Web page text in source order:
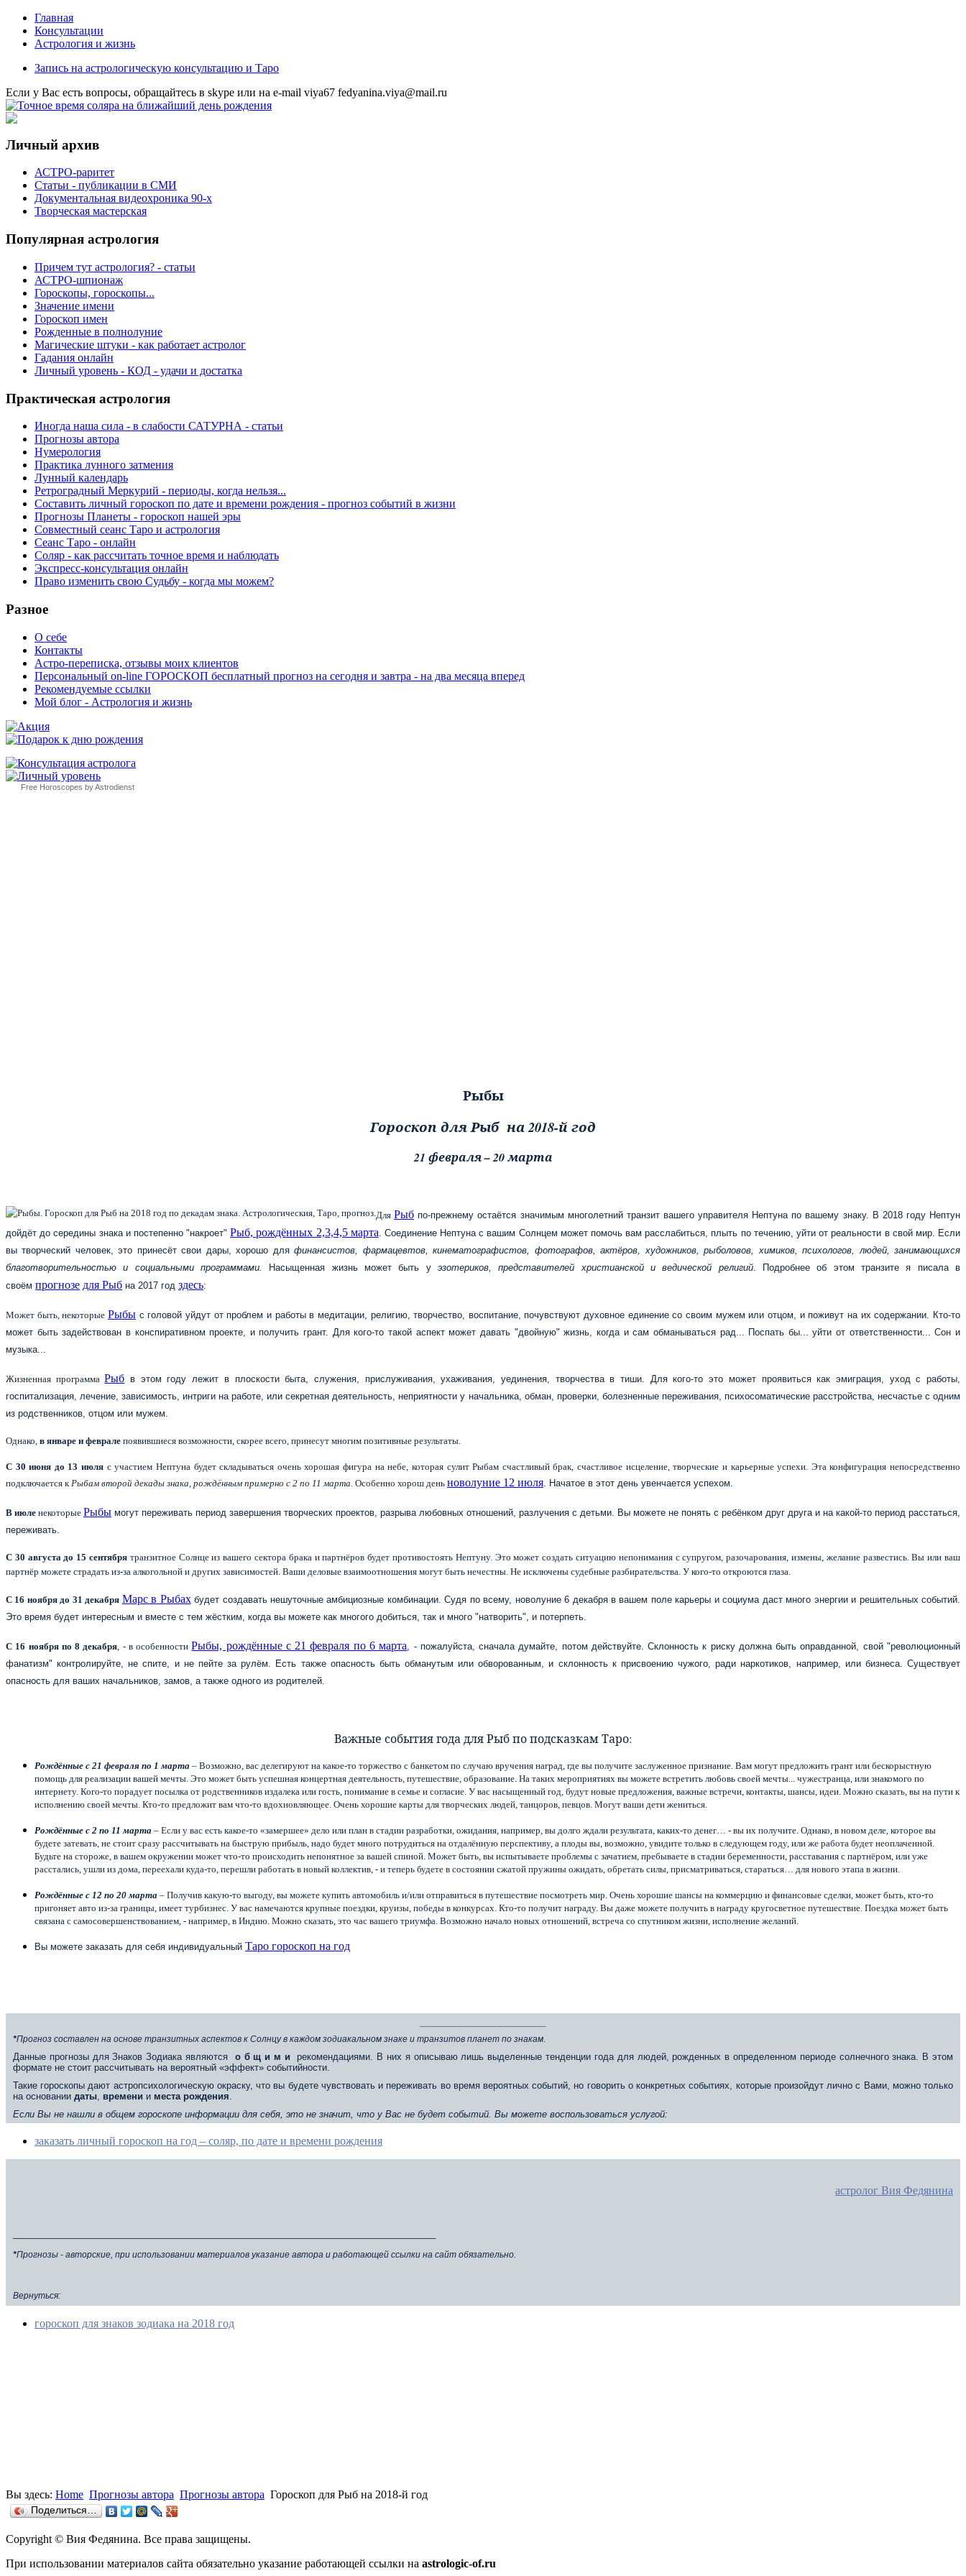
Главная
Консультации
Астрология и жизнь
Запись на астрологическую консультацию и Таро
Eсли у Вас есть вопросы, обращайтесь в skype или на e-mail viya67 fedyanina.viya@mail.ru
Личный архив
АСТРО-раритет
Cтатьи - публикации в СМИ
Документальная видеохроника 90-х
Творческая мастерская
Популярная астрология
Причем тут астрология? - статьи
АСТРО-шпионаж
Гороскопы, гороскопы...
Значение имени
Гороскоп имен
Рожденные в полнолуние
Магические штуки - как работает астролог
Гадания онлайн
Личный уровень - КОД - удачи и достатка
Практическая астрология
Иногда наша сила - в слабости САТУРНА - статьи
Прогнозы автора
Нумерология
Практика лунного затмения
Лунный календарь
Ретроградный Меркурий - периоды, когда нельзя...
Составить личный гороскоп по дате и времени рождения - прогноз событий в жизни
Прогнозы Планеты - гороскоп нашей эры
Совместный сеанс Таро и астрология
Сеанс Таро - онлайн
Соляр - как рассчитать точное время и наблюдать
Экспресс-консультация онлайн
Право изменить свою Судьбу - когда мы можем?
Разное
О себе
Контакты
Астро-переписка, отзывы моих клиентов
Персональный on-line ГОРОСКОП бесплатный прогноз на сегодня и завтра - на два месяца вперед
Рекомендуемые ссылки
Мой блог - Астрология и жизнь
Free Horoscopes by Astrodienst
Рыбы
Гороскоп для Рыб на 2018-й год
21 февраля – 20 марта
Для Рыб по-прежнему остаётся значимым многолетний транзит вашего управителя Нептуна по вашему знаку. В 2018 году Нептун
дойдёт до середины знака и постепенно "накроет" Рыб, рождённых 2,3,4,5 марта . Соединение Нептуна с вашим Солнцем может помочь вам расслабиться, плыть по течению, уйти от реальности в свой мир. Если
вы творческий человек, это принесёт свои дары, хорошо дляфинансистов, фармацевтов, кинематографистов, фотографов, актёров, художников, рыболовов, химиков, психологов, людей, занимающихся
благотворительностью и социальными программами.
Насыщенная жизнь может быть у эзотериков, представителей христианской и ведической религий. Подробнее об этом транзите я писала в
своём прогнозе для Рыб на 2017 год здесь:
Может быть, некоторые Рыбыс головой уйдут от проблем и работы в медитации, религию, творчество, воспитание, почувствуют духовное единение со своим мужем или отцом, и поживут на их содержании. Кто-то
может быть задействован в конспиративном проекте, и получить грант. Для кого-то такой аспект может давать "двойную" жизнь, когда и сам обманываться рад... Поспать бы... уйти от ответственности... Сон и
музыка...
Жизненная программа Рыб в этом году лежит в плоскости быта, служения, прислуживания, ухаживания, уединения, творчества в тиши. Для кого-то это может проявиться как эмиграция, уход с работы,
госпитализация, лечение, зависимость, интриги на работе, или секретная деятельность, неприятности у начальника, обман, проверки, болезненные переживания, психосоматические расстройства, несчастье с одним
из родственников, отцом или мужем.
Однако, в январе и феврале появившиеся возможности, скорее всего, принесут многим позитивные результаты.
С 30 июня до 13 июля с участием Нептуна будет складываться очень хорошая фигура на небе, которая сулит Рыбам счастливый брак, счастливое исцеление, творческие и карьерные успехи. Эта конфигурация непосредственно
подключается к Рыбам второй декады знака, рождённым примерно с 2 по 11 марта. Особенно хорош день новолуние 12 июля . Начатое в этот день увенчается успехом.
В июле некоторые Рыбы могут переживать период завершения творческих проектов, разрыва любовных отношений, разлучения с детьми. Вы можете не понять с ребёнком друг друга и на какой-то период расстаться,
переживать.
С 30 августа до 15 сентября транзитное Солнце из вашего сектора брака и партнёров будет противостоять Нептуну. Это может создать ситуацию непонимания с супругом, разочарования, измены, желание развестись. Вы или ваш
партнёр можете страдать из-за алкогольной и других зависимостей. Ваши деловые взаимоотношения могут быть нечестны. Не исключены судебные разбирательства. У кого-то откроются глаза.
С 16 ноября до 31 декабря Марс в Рыбахбудет создавать нешуточные амбициозные комбинации. Судя по всему, новолуние 6 декабря в вашем поле карьеры и социума даст много энергии и решительных событий.
Это время будет интересным и вместе с тем жёстким, когда вы можете как многого добиться, так и много "натворить", и потерпеть.
С 16 ноября по 8 декабря , - в особенности Рыбы, рождённые с 21 февраля по 6 марта , - пожалуйста, сначала думайте, потом действуйте. Склонность к риску должна быть оправданной, свой "революционный
фанатизм" контролируйте, не спите, и не пейте за рулём. Есть также опасность быть обманутым или обворованным, и склонность к присвоению чужого, ради наркотиков, например, или бизнеса. Существует
опасность для ваших начальников, замов, а также одного из родителей.
Важные события года для Рыб по подсказкам Таро:
Рождённые с 21 февраля по 1 марта – Возможно, вас делегируют на какое-то торжество с банкетом по случаю вручения наград, где вы получите заслуженное признание. Вам могут предложить грант или бескорыстную
помощь для реализации вашей мечты. Это может быть успешная концертная деятельность, путешествие, образование. На таких мероприятиях вы можете встретить любовь своей мечты... чужестранца, или знакомого по
интернету. Кого-то порадует посылка от родственников издалека или гость, понимание в семье и согласие. У вас насыщенный год, будут новые предложения, важные встречи, контакты, шансы, идеи. Можно сказать, вы на пути к
исполнению своей мечты. Кто-то предложит вам что-то вдохновляющее. Очень хорошие карты для творческих людей, танцоров, певцов. Могут ваши дети жениться.
Рождённые с 2 по 11 марта – Если у вас есть какое-то «замершее» дело или план в стадии разработки, ожидания, например, вы долго ждали результата, каких-то денег… - вы их получите. Однако, в новом деле, которое вы
будете затевать, не стоит сразу рассчитывать на быструю прибыль, надо будет много потрудиться на отдалённую перспективу, а плоды вы, возможно, увидите только в следующем году, или же работа будет неоплаченной.
Будьте на стороже, в вашем окружении может что-то происходить непонятное за вашей спиной. Может быть, вы испытываете проблемы с зачатием, пребываете в стадии беременности, расставания с партнёром, или уже
расстались, ушли из дома, переехали куда-то, перешли работать в новый коллектив, - и теперь будете в состоянии сжатой пружины ожидать, обретать силы, присматриваться, стараться… для нового этапа в жизни.
Рождённые с 12 по 20 марта – Получив какую-то выгоду, вы можете купить автомобиль и/или отправиться в путешествие посмотреть мир. Очень хорошие шансы на коммерцию и финансовые сделки, может быть, кто-то
пригоняет авто из-за границы, имеет турбизнес. У вас намечаются крупные поездки, круизы, победы в конкурсах. Кто-то получит награду. Вы даже можете получить в награду кругосветное путешествие. Поездка может быть
связана с самосовершенствованием, - например, в Индию. Можно сказать, это час вашего триумфа. Возможно начало новых отношений, встреча со спутником жизни, исполнение желаний.
Вы можете заказать для себя индивидуальный Таро гороскоп на год
*Прогноз составлен на основе транзитных аспектов к Солнцу в каждом зодиакальном знаке и транзитов планет по знакам.
Данные прогнозы для Знаков Зодиака являются о б щ и м ирекомендациями. В них я описываю лишь выделенные тенденции года для людей, рожденных в определенном периоде солнечного знака. В этом
формате не стоит рассчитывать на вероятный «эффект» событийности.
Такие гороскопы дают астропсихологическую окраску, что вы будете чувствовать и переживать во время вероятных событий, но говорить о конкретных событиях, которые произойдут лично с Вами, можно только
на основании даты времени и места рождения
Если Вы не нашли в общем гороскопе информации для себя, это не значит, что у Вас не будет событий. Вы можете воспользоваться услугой:
заказать личный гороскоп на год – соляр, по дате и времени рождения
астролог Вия Федянина
*Прогнозы - авторские, при использовании материалов указание автора и работающей ссылки на сайт обязательно.
Вернуться:
гороскоп для знаков зодиака на 2018 год
Вы здесь: Home Прогнозы автора Прогнозы автора Гороскоп для Рыб на 2018-й год
Поделиться…
Copyright © Вия Федянина. Все права защищены.
При использовании материалов сайта обязательно указание работающей ссылки на astrologic-of.ru